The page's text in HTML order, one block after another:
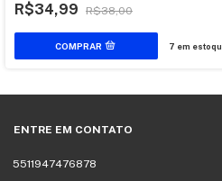
R$34,99 R$38,00
7 em
ENTRE EM CONTATO
5511947476878